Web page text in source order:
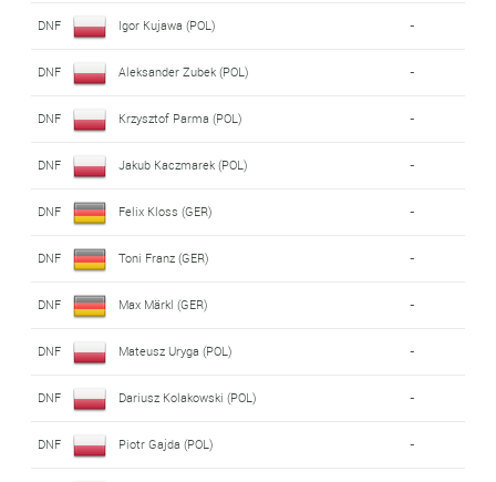
DNF Igor Kujawa (POL) -
DNF Aleksander Zubek (POL) -
DNF Krzysztof Parma (POL) -
DNF Jakub Kaczmarek (POL) -
DNF Felix Kloss (GER) -
DNF Toni Franz (GER) -
DNF Max Märkl (GER) -
DNF Mateusz Uryga (POL) -
DNF Dariusz Kolakowski (POL) -
DNF Piotr Gajda (POL) -